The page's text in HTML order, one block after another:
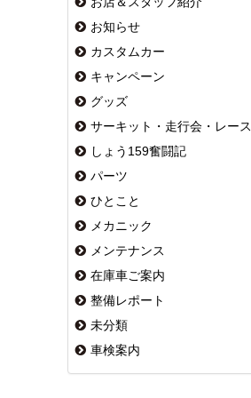
お知らせ
カスタムカー
キャンペーン
グッズ
サーキット・走行会・レース
しょう159奮闘記
パーツ
ひとこと
メカニック
メンテナンス
在庫車ご案内
整備レポート
未分類
車検案内